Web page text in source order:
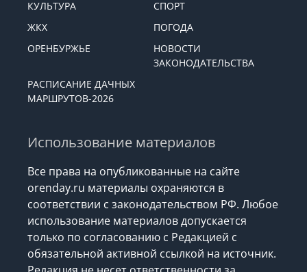
КУЛЬТУРА
СПОРТ
ЖКХ
ПОГОДА
ОРЕНБУРЖЬЕ
НОВОСТИ
ЗАКОНОДАТЕЛЬСТВА
РАСПИСАНИЕ ДАЧНЫХ
МАРШРУТОВ-2026
Использование материалов
Все права на опубликованные на сайте
orenday.ru материалы охраняются в
соответствии с законодательством РФ. Любое
использование материалов допускается
только по согласованию с Редакцией с
обязательной активной ссылкой на источник.